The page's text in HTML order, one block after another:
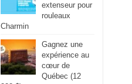
extenseur pour
rouleaux
Charmin
Gagnez une
expérience au
cœur de
Québec (12